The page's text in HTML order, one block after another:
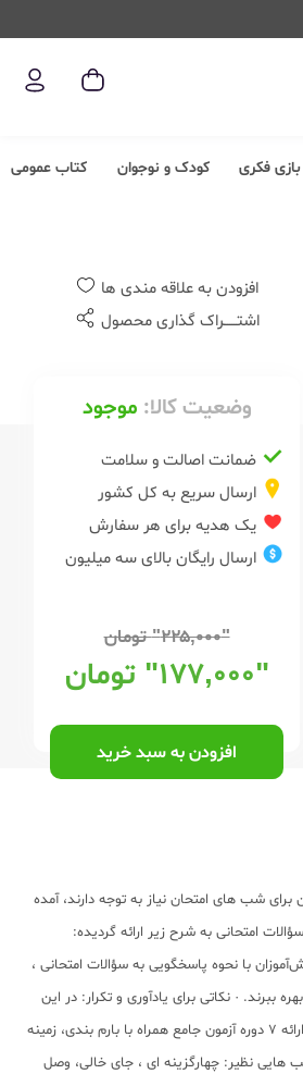
بازی فکری کودک و نوجوان کتاب عمومی
افزودن به علاقه مندی ها
اشتــــــراک گذاری محصول
وضعیت کالا: موجود
ضمانت اصالت و سلامت
ارسال سریع به کل کشور
یک هدیه برای هر سفارش
ارسال رایگان بالای سه میلیون
"۲۲۵,۰۰۰" تومان
"۱۷۷,۰۰۰" تومان
افزودن به سبد خرید
که دانش آموزان برای شب های امتحان نیاز به توجه دارند، آمده
امتحانی به شرح زیر ارائه گردیده:
قرار دارد تا دانش‌آموزان با نحوه پاسخگویی به سؤالات امتحانی ،
· نکاتی برای یادآوری و تکرار: در این
قسمت خلاصه تمام مطالب و مفاهیم اصلی کتاب در قالب فلش کارت هایی گنجانده شده است. این قسمت در زمان مرور و جمع بندی می تواند کمک بسیاری به دانش آموزان کند. · آزمون: دراین کتاب، با ارائه 7 دوره آزمون جامع همراه با بارم بندی، زمینه
نظیر: چهارگزینه ای ، جای خالی، وصل